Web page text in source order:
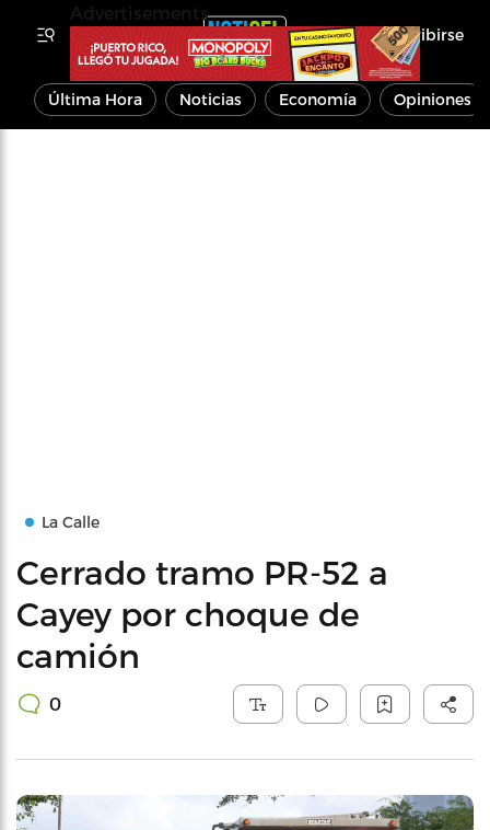
Inscribirse
Última Hora Noticias Economía Opiniones
La Calle
Cerrado tramo PR-52 a
Cayey por choque de
camión
0
Advertisements